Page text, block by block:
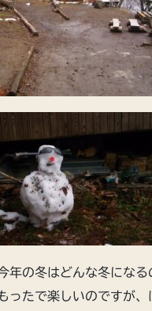
年の冬はどんな冬になる
ったで楽しいのですが、